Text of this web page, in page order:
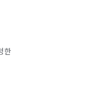
한